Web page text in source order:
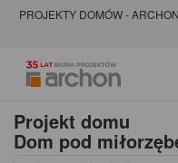
PROJEKTY DOMÓW -
Projekt domu
Dom pod